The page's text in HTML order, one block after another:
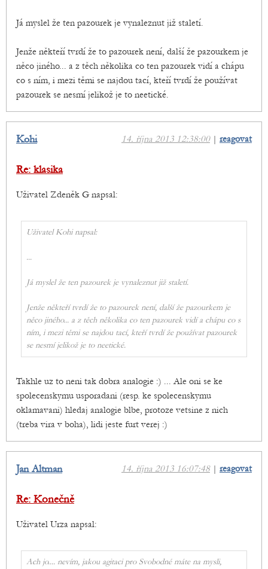
Já myslel že ten pazourek je vynaleznut již staletí.
Jenže někteří tvrdí že to pazourek není, další že pazourkem je
něco jiného... a z těch několika co ten pazourek vidí a chápu
co s ním, i mezi těmi se najdou tací, kteří tvrdí že používat
pazourek se nesmí jelikož je to neetické.
14. října 2013 12:38:00| reagovat
Kohi
Re: klasika
Uživatel Zdeněk G napsal:
Uživatel Kohi napsal:
...
Já myslel že ten pazourek je vynaleznut již staletí.
Jenže někteří tvrdí že to pazourek není, další že pazourkem je
něco jiného... a z těch několika co ten pazourek vidí a chápu co s
ním, i mezi těmi se najdou tací, kteří tvrdí že používat pazourek
se nesmí jelikož je to neetické.
Takhle uz to neni tak dobra analogie :) ... Ale oni se ke
spolecenskymu usporadani (resp. ke spolecenskymu
oklamavani) hledaj analogie blbe, protoze vetsine z nich
(treba vira v boha), lidi jeste furt verej :)
14. října 2013 16:07:48| reagovat
Jan Altman
Re: Konečně
Uživatel Urza napsal:
Ach jo.... nevím, jakou agitaci pro Svobodné máte na mysli,